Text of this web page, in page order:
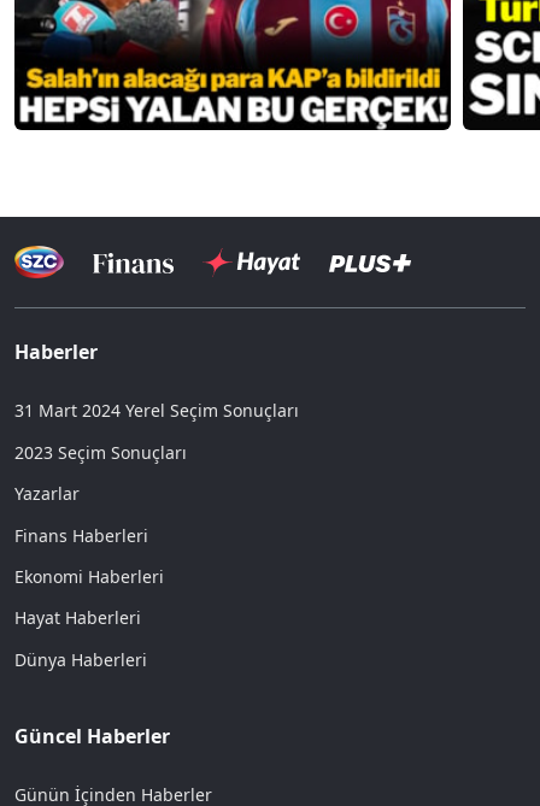
Haberler
31 Mart 2024 Yerel Seçim Sonuçları
2023 Seçim Sonuçları
Yazarlar
Finans Haberleri
Ekonomi Haberleri
Hayat Haberleri
Dünya Haberleri
Güncel Haberler
Günün İçinden Haberler